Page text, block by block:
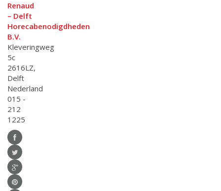
Renaud
– Delft
Horecabenodigdheden
B.V.
Kleveringweg
5c
2616LZ,
Delft
Nederland
015 -
212
1225